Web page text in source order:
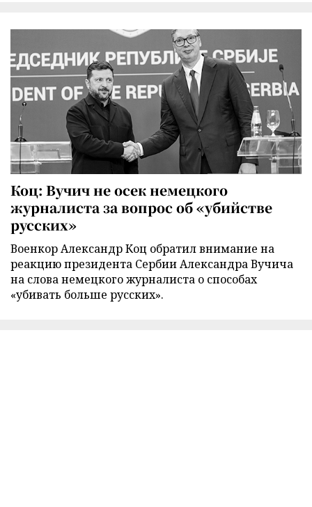
Коц: Вучич не осек немецкого
журналиста за вопрос об «убийстве
русских»
Военкор Александр Коц обратил внимание на
реакцию президента Сербии Александра Вучича
на слова немецкого журналиста о способах
«убивать больше русских».